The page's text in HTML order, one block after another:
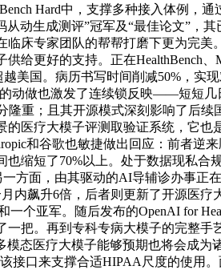
Hard中，支撑多种接入体例，
动生成测评”冠军及“最佳论文”，
床专家团队的帮帮打磨下更为完美
更好的支持。正在HealthBench
国。病历书写时间削减50%，实
的动做也激发了连续锁反映——短短
重；且其开源模式深刻影响了后
疗大模子评测取验证系统，它也
和谷歌也敏捷做出回应：前者逆
缩短了70%以上。处于数据现私合
方面，由其驱动的AI导辅诊办事正
飙升6倍，后者则更新了开源医
个亚军。随后发布的OpenAI for
把。再到专科专病大模子的完整
态医疗大模子能够预期也将会成
接口来支撑合适HIPAA尺度的使用